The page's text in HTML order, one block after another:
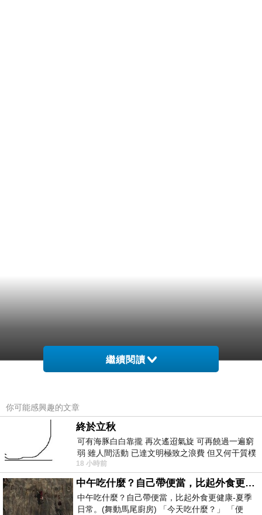
繼續閱讀
你可能感興趣的文章
終於立秋
可有海豚白白靠攏 再次遙迢氣旋 可再饒過一遍窮
弱 雖人間活動 已達文明極致之浪費 但又何干質樸
者 只能白白陪葬
18 小時前
中午吃什麼？自己帶便當，比起外食更健康-夏季日常。(舞動馬尾廚房)
中午吃什麼？自己帶便當，比起外食更健康-夏季
日常。(舞動馬尾廚房) 「今天吃什麼？」 「便